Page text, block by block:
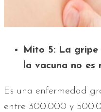
Mito 5: La gripe
la vacuna no es
Es una enfermedad
entre 300.000 y